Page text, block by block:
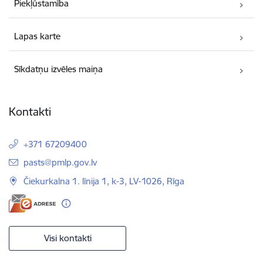
Piekļūstamība
Lapas karte
Sīkdatņu izvēles maiņa
Kontakti
+371 67209400
E-pasts:
pasts@pmlp.gov.lv
Čiekurkalna 1. līnija 1, k-3, LV-1026, Rīga
Visi kontakti